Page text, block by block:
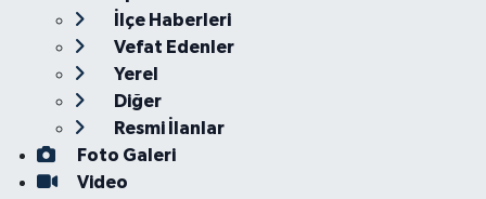
İlçe Haberleri
Vefat Edenler
Yerel
Diğer
Resmi İlanlar
Foto Galeri
Video